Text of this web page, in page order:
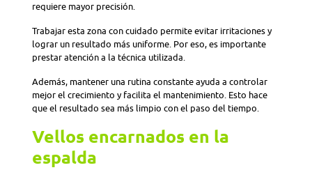
requiere mayor precisión.
Trabajar esta zona con cuidado permite evitar irritaciones y
lograr un resultado más uniforme. Por eso, es importante
prestar atención a la técnica utilizada.
Además, mantener una rutina constante ayuda a controlar
mejor el crecimiento y facilita el mantenimiento. Esto hace
que el resultado sea más limpio con el paso del tiempo.
Vellos encarnados en la
espalda